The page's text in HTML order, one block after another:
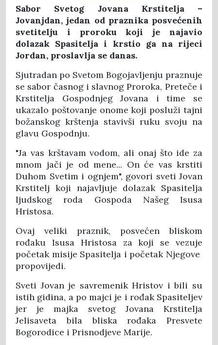
Sabor Svetog Jovana Krstitelja –
Jovanjdan, jedan od praznika posvećenih
svetitelju i proroku koji je najavio
dolazak Spasitelja i krstio ga na rijeci
Jordan, proslavlja se danas.
Sjutradan po Svetom Bogojavljenju praznuje
se sabor časnog i slavnog Proroka, Preteče i
Krstitelja Gospodnjeg Jovana i time se
ukazalo poštovanje onome koji posluži tajni
božanskog krštenja stavivši ruku svoju na
glavu Gospodnju.
"Ja vas krštavam vodom, ali onaj što ide za
mnom jači je od mene... On će vas krstiti
Duhom Svetim i ognjem", govori sveti Jovan
Krstitelj koji najavljuje dolazak Spasitelja
ljudskog roda Gospoda Našeg Isusa
Hristosa.
Ovaj veliki praznik, posvećen bliskom
rođaku Isusa Hristosa za koji se vezuje
početak misije Spasitelja i početak Njegove
propovijedi.
Sveti Jovan je savremenik Hristov i bili su
istih gidina, a po majci je i rođak Spasiteljev
jer je majka svetog Jovana Krstitelja
Jelisaveta bila bliska rođaka Presvete
Bogorodice i Prisnodjeve Marije.